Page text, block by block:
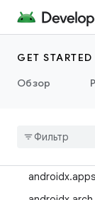
GET STARTED
Обзор
Релизы
androidx.ads
androidx
androidx.